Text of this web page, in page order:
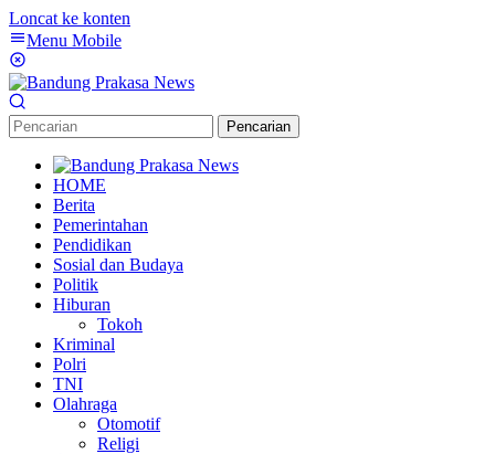
Loncat ke konten
Menu Mobile
Pencarian
HOME
Berita
Pemerintahan
Pendidikan
Sosial dan Budaya
Politik
Hiburan
Tokoh
Kriminal
Polri
TNI
Olahraga
Otomotif
Religi